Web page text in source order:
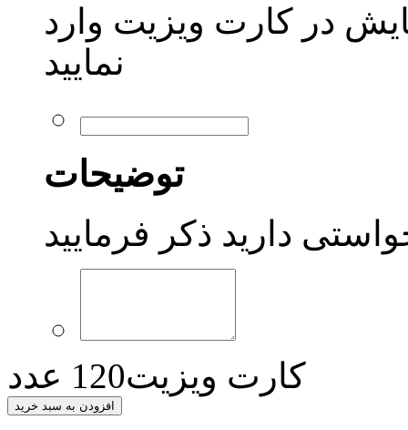
در کارت ویزیت وارد
نمایید
توضیحات
دارید ذکر فرمایید
کارت ویزیت120 عدد
افزودن به سبد خرید